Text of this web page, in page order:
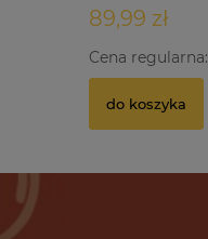
89,99 zł
Cena regularna:
do koszyka